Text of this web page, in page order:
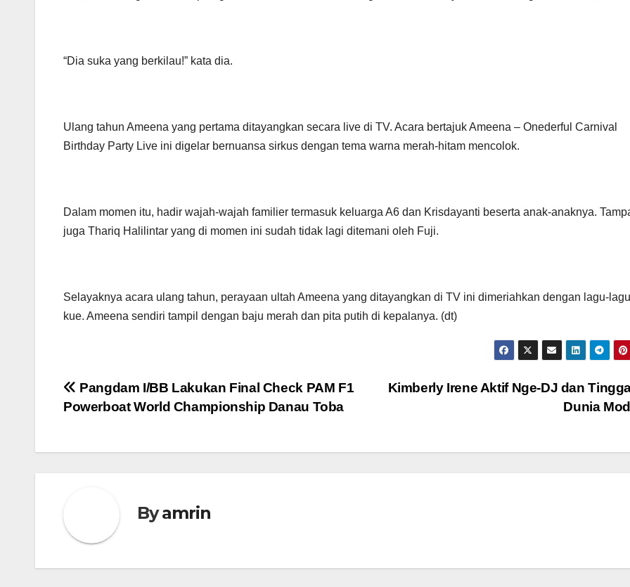
“Dia suka yang berkilau!” kata dia.
Ulang tahun Ameena yang pertama ditayangkan secara live di TV. Acara bertajuk Ameena – Onederful Carnival
Birthday Party Live ini digelar bernuansa sirkus dengan tema warna merah-hitam mencolok.
Dalam momen itu, hadir wajah-wajah familier termasuk keluarga A6 dan Krisdayanti beserta anak-anaknya.
juga Thariq Halilintar yang di momen ini sudah tidak lagi ditemani oleh Fuji.
Selayaknya acara ulang tahun, perayaan ultah Ameena yang ditayangkan di TV ini dimeriahkan dengan lagu-
kue. Ameena sendiri tampil dengan baju merah dan pita putih di kepalanya. (dt)
Navigasi
Kimberly Irene Aktif Nge-DJ dan
Dunia
Pangdam I/BB Lakukan Final Check PAM F1
Powerboat World Championship Danau Toba
Byamrin